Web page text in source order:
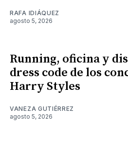
RAFA IDIÁQUEZ
agosto 5, 2026
Running, oficina y
dress code de los
Harry Styles
VANEZA GUTIÉRREZ
agosto 5, 2026